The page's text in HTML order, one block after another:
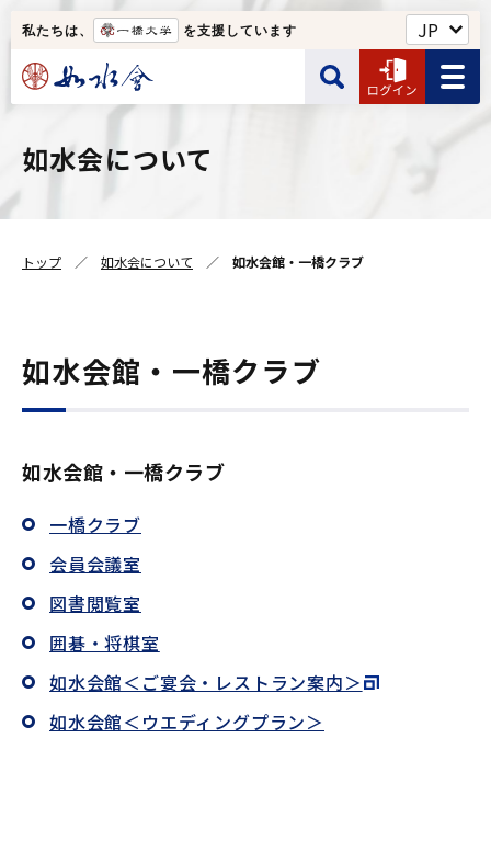
私たちは、 を支援しています
如水会館・一橋クラブなど
如水会について
サイト内検索
ユーザー名
ユーザー名の入力は半角です。
パスワードがわからない方は
ユーザー名がわからない・メールアドレス未登録の方
ユーザー名とパスワードは、当会ホームページ
如水会について
トップ 如水会について 如水会館・一橋クラブ
如水会館・一橋クラブ
如水会館・一橋クラブ
一橋クラブ
会員会議室
図書閲覧室
囲碁・将棋室
如水会館＜ご宴会・レストラン案内＞
如水会館＜ウエディングプラン＞